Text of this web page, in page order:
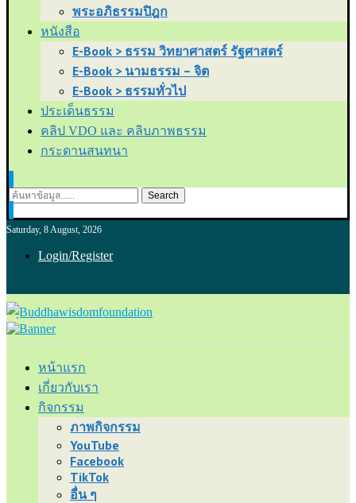
พระอภิธรรมปิฎก
หนังสือ
E-Book > ธรรม วิทยาศาสตร์ รัฐศาสตร์
E-Book > นามธรรม – จิต
E-Book > ธรรมทั่วไป
ประเด็นธรรม
คลิป VDO และ คลิบภาพธรรม
กระดานสนทนา
Search
Saturday, 8 August, 2026
Login/Register
หน้าแรก
เกี่ยวกับเรา
กิจกรรม
ภาพกิจกรรม
YouTube
Facebook
TikTok
อื่น ๆ